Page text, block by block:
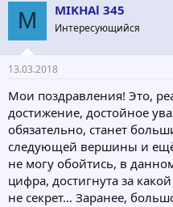
M MIKHAl 345
Интересующийся
13.03.2018
Мои поздравления! Это,
достижение, достойное
обязательно, станет
следующей вершины и
не могу обойтись, в
цифра, достигнута за
не секрет... Заранее,